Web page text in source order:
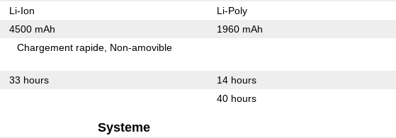
Li-Ion Li-Poly
4500 mAh 1960 mAh
Chargement rapide Non-amovible
33 hours 14 hours
40 hours
Systeme